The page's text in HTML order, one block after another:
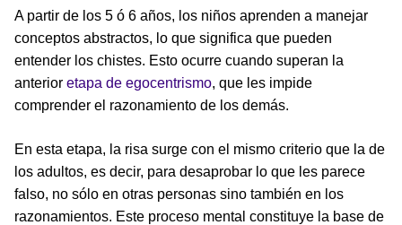
A partir de los 5 ó 6 años, los niños aprenden a manejar
conceptos abstractos, lo que significa que pueden
entender los chistes. Esto ocurre cuando superan la
anterior etapa de egocentrismo, que les impide
comprender el razonamiento de los demás.
En esta etapa, la risa surge con el mismo criterio que la de
los adultos, es decir, para desaprobar lo que les parece
falso, no sólo en otras personas sino también en los
razonamientos. Este proceso mental constituye la base de